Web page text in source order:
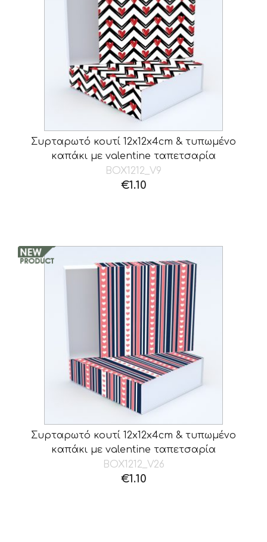
Συρταρωτό κουτί 12x12x4cm & τυπωμένο
καπάκι με valentine ταπετσαρία
BOX1212_V9
€1.10
Συρταρωτό κουτί 12x12x4cm & τυπωμένο
καπάκι με valentine ταπετσαρία
BOX1212_V26
€1.10